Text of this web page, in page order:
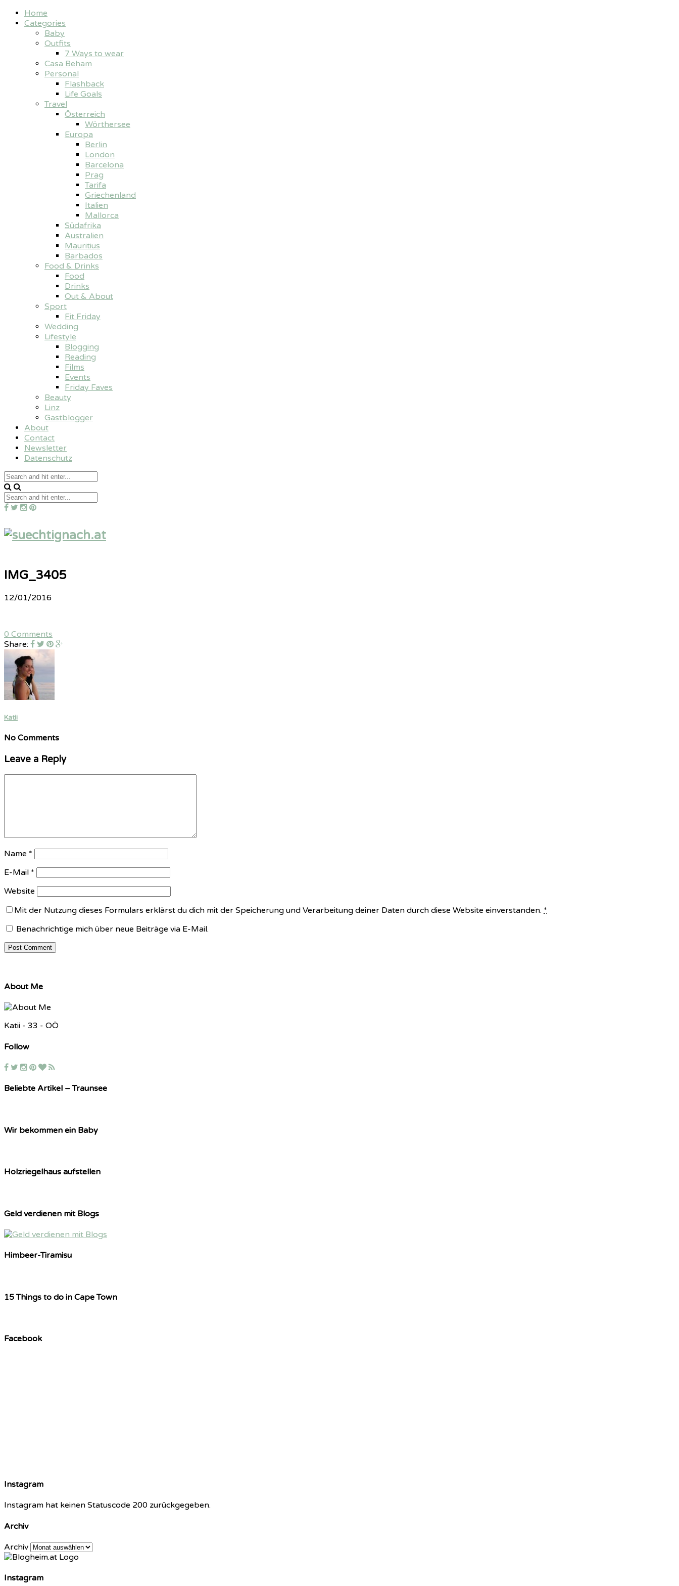
Home
Categories
Baby
Outfits
7 Ways to wear
Casa Beham
Personal
Flashback
Life Goals
Travel
Österreich
Wörthersee
Europa
Berlin
London
Barcelona
Prag
Tarifa
Griechenland
Italien
Mallorca
Südafrika
Australien
Mauritius
Barbados
Food & Drinks
Food
Drinks
Out & About
Sport
Fit Friday
Wedding
Lifestyle
Blogging
Reading
Films
Events
Friday Faves
Beauty
Linz
Gastblogger
About
Contact
Newsletter
Datenschutz
IMG_3405
12/01/2016
0 Comments
Share:
Katii
No Comments
Leave a Reply
Name *
E-Mail *
Website
Mit der Nutzung dieses Formulars erklärst du dich mit der Speicherung und Verarbeitung deiner Daten durch diese Website einverstanden. *
Benachrichtige mich über neue Beiträge via E-Mail.
About Me
Katii - 33 - OÖ
Follow
Beliebte Artikel – Traunsee
Wir bekommen ein Baby
Holzriegelhaus aufstellen
Geld verdienen mit Blogs
Himbeer-Tiramisu
15 Things to do in Cape Town
Facebook
Instagram
Instagram hat keinen Statuscode 200 zurückgegeben.
Archiv
Archiv
Instagram